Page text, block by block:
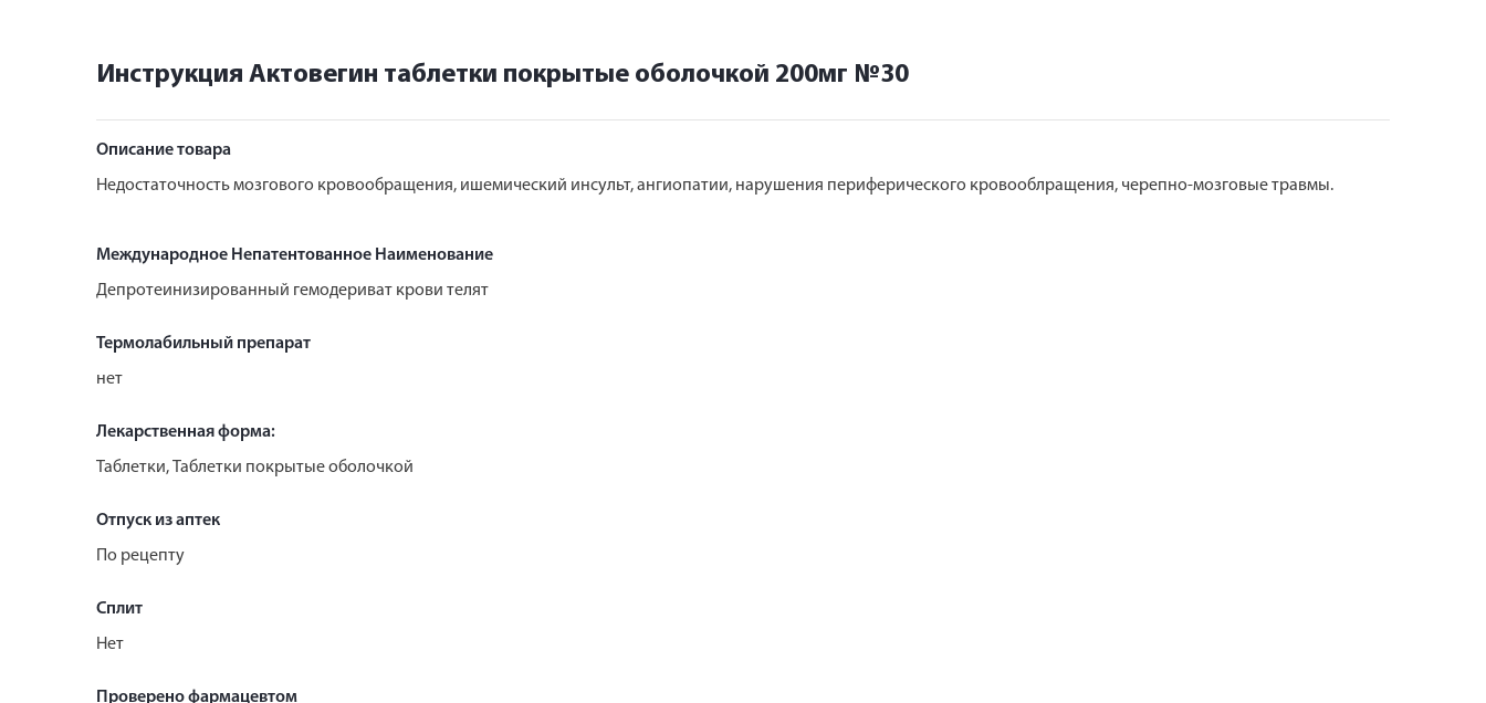
Инструкция Актовегин таблетки покрытые оболочкой 200мг №30
Описание товара
Недостаточность мозгового кровообращения, ишемический инсульт, ангиопатии, нарушения периферического кровооблращения, черепно-мозговые травмы.
Международное Непатентованное Наименование
Депротеинизированный гемодериват крови телят
Термолабильный препарат
нет
Лекарственная форма:
Таблетки, Таблетки покрытые оболочкой
Отпуск из аптек
По рецепту
Сплит
Нет
Проверено фармацевтом